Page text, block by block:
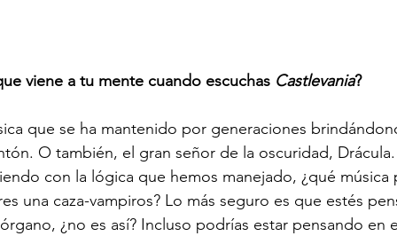
viene a tu mente cuando escuchas Castlevania?
que se ha mantenido por generaciones
O también, el gran señor de la oscuridad,
con la lógica que hemos manejado, ¿qué
una caza-vampiros? Lo más seguro es que estés
¿no es así? Incluso podrías estar pensando en